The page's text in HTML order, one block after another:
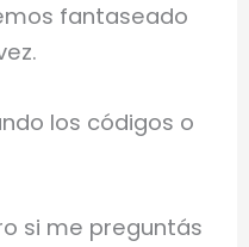
fantaseado
los códigos o
si me preguntás